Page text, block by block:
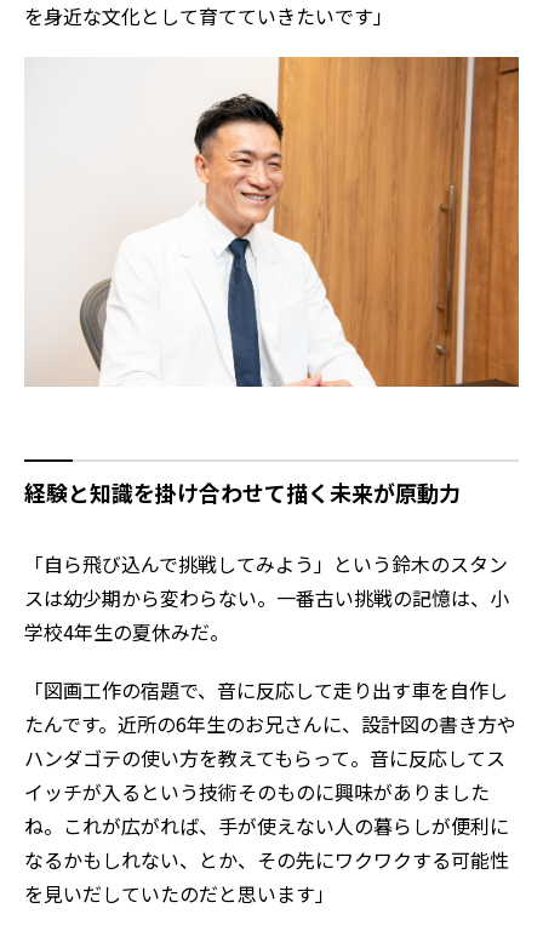
を身近な文化として育てていきたいです」
経験と知識を掛け合わせて描く未来が原動力
「自ら飛び込んで挑戦してみよう」という鈴木のスタン
スは幼少期から変わらない。一番古い挑戦の記憶は、小
学校4年生の夏休みだ。
「図画工作の宿題で、音に反応して走り出す車を自作し
たんです。近所の6年生のお兄さんに、設計図の書き方や
ハンダゴテの使い方を教えてもらって。音に反応してス
イッチが入るという技術そのものに興味がありました
ね。これが広がれば、手が使えない人の暮らしが便利に
なるかもしれない、とか、その先にワクワクする可能性
を見いだしていたのだと思います」